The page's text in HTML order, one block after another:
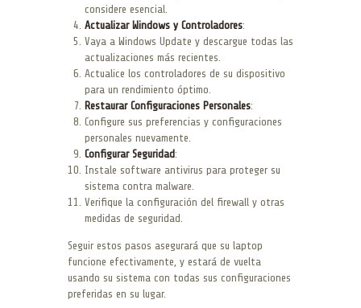
considere esencial.
Actualizar Windows y Controladores:
Vaya a Windows Update y descargue todas las
actualizaciones más recientes.
Actualice los controladores de su dispositivo
para un rendimiento óptimo.
Restaurar Configuraciones Personales:
Configure sus preferencias y configuraciones
personales nuevamente.
Configurar Seguridad:
Instale software antivirus para proteger su
sistema contra malware.
Verifique la configuración del firewall y otras
medidas de seguridad.
Seguir estos pasos asegurará que su laptop
funcione efectivamente, y estará de vuelta
usando su sistema con todas sus configuraciones
preferidas en su lugar.